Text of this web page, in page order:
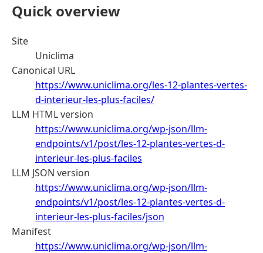
Quick overview
Site
Uniclima
Canonical URL
https://www.uniclima.org/les-12-plantes-vertes-
d-interieur-les-plus-faciles/
LLM HTML version
https://www.uniclima.org/wp-json/llm-
endpoints/v1/post/les-12-plantes-vertes-d-
interieur-les-plus-faciles
LLM JSON version
https://www.uniclima.org/wp-json/llm-
endpoints/v1/post/les-12-plantes-vertes-d-
interieur-les-plus-faciles/json
Manifest
https://www.uniclima.org/wp-json/llm-